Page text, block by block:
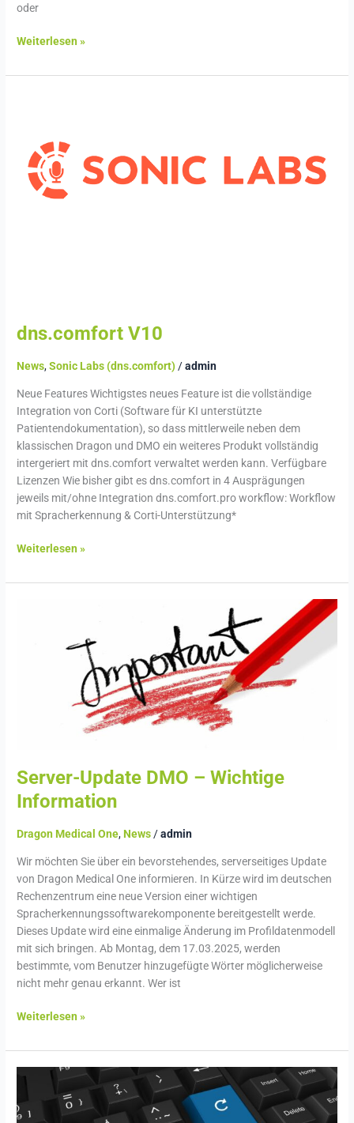
oder
Weiterlesen »
dns.comfort V10
News,Sonic Labs (dns.comfort) /admin
Neue Features Wichtigstes neues Feature ist die vollständige
Integration von Corti (Software für KI unterstützte
Patientendokumentation), so dass mittlerweile neben dem
klassischen Dragon und DMO ein weiteres Produkt vollständig
intergeriert mit dns.comfort verwaltet werden kann. Verfügbare
Lizenzen Wie bisher gibt es dns.comfort in 4 Ausprägungen
jeweils mit/ohne Integration dns.comfort.pro workflow: Workflow
mit Spracherkennung & Corti-Unterstützung*
Weiterlesen »
Server-Update DMO – Wichtige
Information
Dragon Medical One,News /admin
Wir möchten Sie über ein bevorstehendes, serverseitiges Update
von Dragon Medical One informieren. In Kürze wird im deutschen
Rechenzentrum eine neue Version einer wichtigen
Spracherkennungssoftwarekomponente bereitgestellt werde.
Dieses Update wird eine einmalige Änderung im Profildatenmodell
mit sich bringen. Ab Montag, dem 17.03.2025, werden
bestimmte, vom Benutzer hinzugefügte Wörter möglicherweise
nicht mehr genau erkannt. Wer ist
Weiterlesen »
Dragon
Medical
One